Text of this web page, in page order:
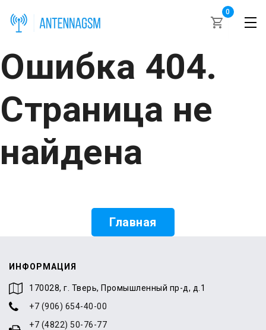
0
Ошибка 404.
Страница не
найдена
Главная
ИНФОРМАЦИЯ
170028, г. Тверь, Промышленный пр-д, д.1
+7 (906) 654-40-00
+7 (4822) 50-76-77